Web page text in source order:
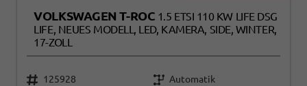
VOLKSWAGEN T-ROC 1.5 ETSI 110 KW LIFE DSG
LIFE, NEUES MODELL, LED, KAMERA, SIDE, WINTER,
17-ZOLL
125928
Automatik